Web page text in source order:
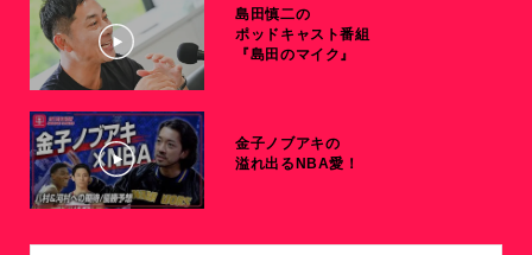
島田慎二の
ポッドキャスト番組
『島田のマイク』
金子ノブアキの
溢れ出るNBA愛！